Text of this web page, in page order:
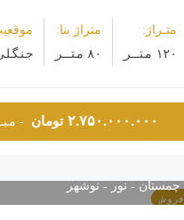
متـراژ:
۱۲۰ متـر
متراژ بنا:
۸۰ متـر
۲.۷۵۰.۰۰۰.۰۰۰ تومان -
فروش
چمستان نور نوشهر